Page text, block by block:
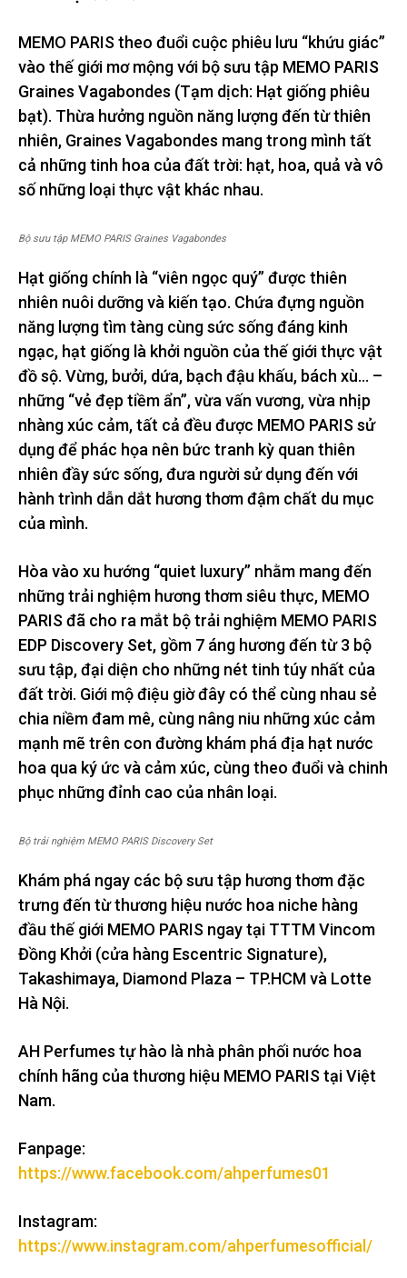
MEMO PARIS theo đuổi cuộc phiêu lưu “khứu giác”
vào thế giới mơ mộng với bộ sưu tập MEMO PARIS
Graines Vagabondes (Tạm dịch: Hạt giống phiêu
bạt). Thừa hưởng nguồn năng lượng đến từ thiên
nhiên, Graines Vagabondes mang trong mình tất
cả những tinh hoa của đất trời: hạt, hoa, quả và vô
số những loại thực vật khác nhau.
Bộ sưu tập MEMO PARIS Graines Vagabondes
Hạt giống chính là “viên ngọc quý” được thiên
nhiên nuôi dưỡng và kiến tạo. Chứa đựng nguồn
năng lượng tìm tàng cùng sức sống đáng kinh
ngạc, hạt giống là khởi nguồn của thế giới thực vật
đồ sộ. Vừng, bưởi, dứa, bạch đậu khấu, bách xù… –
những “vẻ đẹp tiềm ẩn”, vừa vấn vương, vừa nhịp
nhàng xúc cảm, tất cả đều được MEMO PARIS sử
dụng để phác họa nên bức tranh kỳ quan thiên
nhiên đầy sức sống, đưa người sử dụng đến với
hành trình dẫn dắt hương thơm đậm chất du mục
của mình.
Hòa vào xu hướng “quiet luxury” nhằm mang đến
những trải nghiệm hương thơm siêu thực, MEMO
PARIS đã cho ra mắt bộ trải nghiệm MEMO PARIS
EDP Discovery Set, gồm 7 áng hương đến từ 3 bộ
sưu tập, đại diện cho những nét tinh túy nhất của
đất trời. Giới mộ điệu giờ đây có thể cùng nhau sẻ
chia niềm đam mê, cùng nâng niu những xúc cảm
mạnh mẽ trên con đường khám phá địa hạt nước
hoa qua ký ức và cảm xúc, cùng theo đuổi và chinh
phục những đỉnh cao của nhân loại.
Bộ trải nghiệm MEMO PARIS Discovery Set
Khám phá ngay các bộ sưu tập hương thơm đặc
trưng đến từ thương hiệu nước hoa niche hàng
đầu thế giới MEMO PARIS ngay tại TTTM Vincom
Đồng Khởi (cửa hàng Escentric Signature),
Takashimaya, Diamond Plaza – TP.HCM và Lotte
Hà Nội.
AH Perfumes tự hào là nhà phân phối nước hoa
chính hãng của thương hiệu MEMO PARIS tại Việt
Nam.
Fanpage:
https://www.facebook.com/ahperfumes01
Instagram:
https://www.instagram.com/ahperfumesofficial/